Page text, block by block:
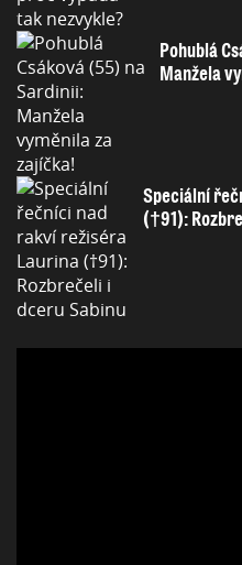
Pohublá
Manžela
Speciální
(†91):